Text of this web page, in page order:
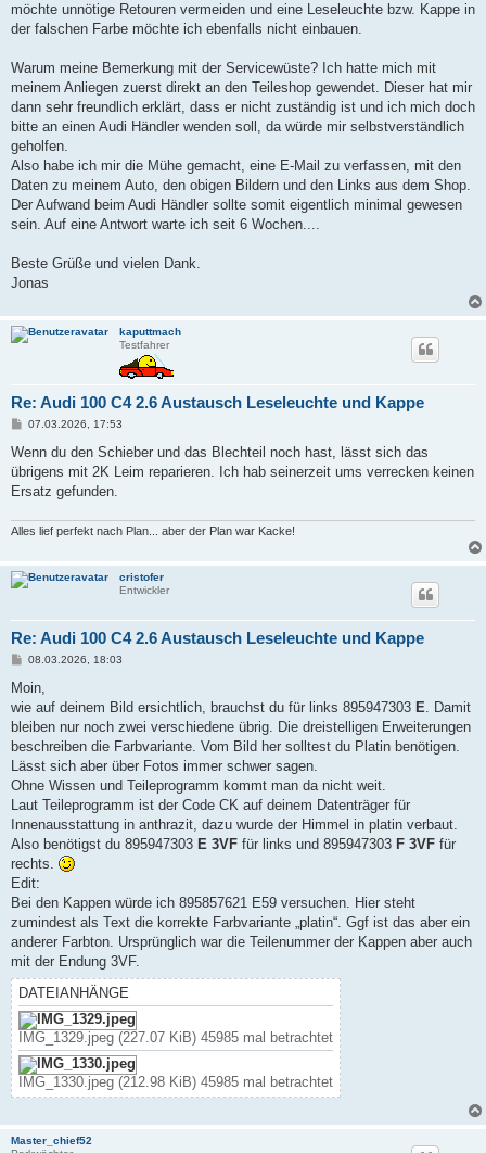
möchte unnötige Retouren vermeiden und eine Leseleuchte bzw. Kappe in
der falschen Farbe möchte ich ebenfalls nicht einbauen.
Warum meine Bemerkung mit der Servicewüste? Ich hatte mich mit
meinem Anliegen zuerst direkt an den Teileshop gewendet. Dieser hat mir
dann sehr freundlich erklärt, dass er nicht zuständig ist und ich mich doch
bitte an einen Audi Händler wenden soll, da würde mir selbstverständlich
geholfen.
Also habe ich mir die Mühe gemacht, eine E-Mail zu verfassen, mit den
Daten zu meinem Auto, den obigen Bildern und den Links aus dem Shop.
Der Aufwand beim Audi Händler sollte somit eigentlich minimal gewesen
sein. Auf eine Antwort warte ich seit 6 Wochen....
Beste Grüße und vielen Dank.
Jonas
kaputtmach
Testfahrer
Re: Audi 100 C4 2.6 Austausch Leseleuchte und Kappe
B
i
r
a
07.03.2026, 17:53
Wenn du den Schieber und das Blechteil noch hast, lässt sich das
übrigens mit 2K Leim reparieren. Ich hab seinerzeit ums verrecken keinen
Ersatz gefunden.
Alles lief perfekt nach Plan... aber der Plan war Kacke!
cristofer
Entwickler
Re: Audi 100 C4 2.6 Austausch Leseleuchte und Kappe
B
i
r
a
08.03.2026, 18:03
Moin,
wie auf deinem Bild ersichtlich, brauchst du für links 895947303 E . Damit
bleiben nur noch zwei verschiedene übrig. Die dreistelligen Erweiterungen
beschreiben die Farbvariante. Vom Bild her solltest du Platin benötigen.
Lässt sich aber über Fotos immer schwer sagen.
Ohne Wissen und Teileprogramm kommt man da nicht weit.
Laut Teileprogramm ist der Code CK auf deinem Datenträger für
Innenausstattung in anthrazit, dazu wurde der Himmel in platin verbaut.
Also benötigst du 895947303 E 3VF für links und 895947303 F 3VF für
rechts.
Edit:
Bei den Kappen würde ich 895857621 E59 versuchen. Hier steht
zumindest als Text die korrekte Farbvariante „platin“. Ggf ist das aber ein
anderer Farbton. Ursprünglich war die Teilenummer der Kappen aber auch
mit der Endung 3VF.
DATEIANHÄNGE
IMG_1329.jpeg (227.07 KiB) 45985 mal betrachtet
IMG_1330.jpeg (212.98 KiB) 45985 mal betrachtet
Master_chief52